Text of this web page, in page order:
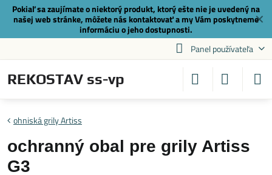
✕
Pokiaľ sa zaujímate o niektorý produkt, ktorý ešte nie je uvedený na
našej web stránke, môžete nás kontaktovaťa my Vám poskytneme
informáciu o jeho dostupnosti.
Panel používateľa
REKOSTAV ss-vp
ohniská grily Artiss
ochranný obal pre grily Artiss
G3